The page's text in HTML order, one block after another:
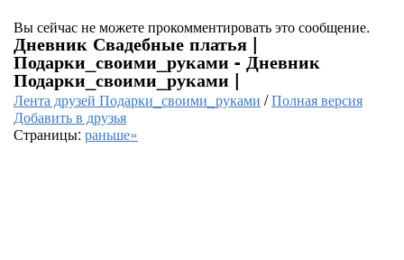
Вы сейчас не можете прокомментировать это сообщение.
Дневник Свадебные платья |
Подарки_своими_руками - Дневник
Подарки_своими_руками |
Лента друзей Подарки_своими_руками /Полная версия
Добавить в друзья
Страницы: раньше»